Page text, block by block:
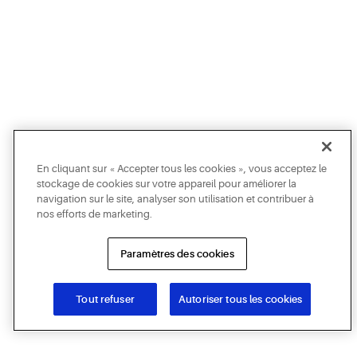
En cliquant sur « Accepter tous les cookies », vous acceptez le
stockage de cookies sur votre appareil pour améliorer la
navigation sur le site, analyser son utilisation et contribuer à
nos efforts de marketing.
Paramètres des cookies
Tout refuser Autoriser tous les cookies